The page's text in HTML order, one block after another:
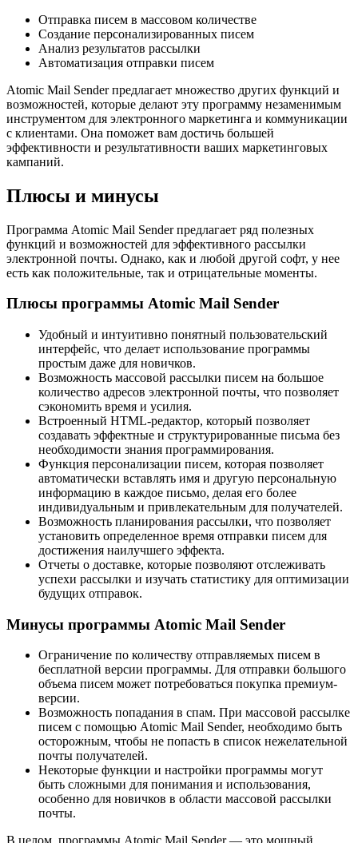
Отправка писем в массовом количестве
Создание персонализированных писем
Анализ результатов рассылки
Автоматизация отправки писем
Atomic Mail Sender предлагает множество других функций и
возможностей, которые делают эту программу незаменимым
инструментом для электронного маркетинга и коммуникации
с клиентами. Она поможет вам достичь большей
эффективности и результативности ваших маркетинговых
кампаний.
Плюсы и минусы
Программа Atomic Mail Sender предлагает ряд полезных
функций и возможностей для эффективного рассылки
электронной почты. Однако, как и любой другой софт, у нее
есть как положительные, так и отрицательные моменты.
Плюсы программы Atomic Mail Sender
Удобный и интуитивно понятный пользовательский
интерфейс, что делает использование программы
простым даже для новичков.
Возможность массовой рассылки писем на большое
количество адресов электронной почты, что позволяет
сэкономить время и усилия.
Встроенный HTML-редактор, который позволяет
создавать эффектные и структурированные письма без
необходимости знания программирования.
Функция персонализации писем, которая позволяет
автоматически вставлять имя и другую персональную
информацию в каждое письмо, делая его более
индивидуальным и привлекательным для получателей.
Возможность планирования рассылки, что позволяет
установить определенное время отправки писем для
достижения наилучшего эффекта.
Отчеты о доставке, которые позволяют отслеживать
успехи рассылки и изучать статистику для оптимизации
будущих отправок.
Минусы программы Atomic Mail Sender
Ограничение по количеству отправляемых писем в
бесплатной версии программы. Для отправки большого
объема писем может потребоваться покупка премиум-
версии.
Возможность попадания в спам. При массовой рассылке
писем с помощью Atomic Mail Sender, необходимо быть
осторожным, чтобы не попасть в список нежелательной
почты получателей.
Некоторые функции и настройки программы могут
быть сложными для понимания и использования,
особенно для новичков в области массовой рассылки
почты.